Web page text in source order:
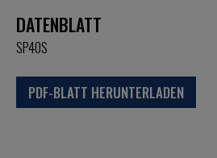
DATENBLATT
SP40S
PDF-BLATT HERUNTERLADEN